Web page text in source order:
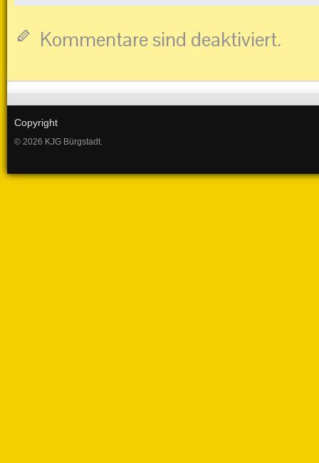
Kommentare sind deaktiviert.
Copyright
© 2026 KJG Bürgstadt.